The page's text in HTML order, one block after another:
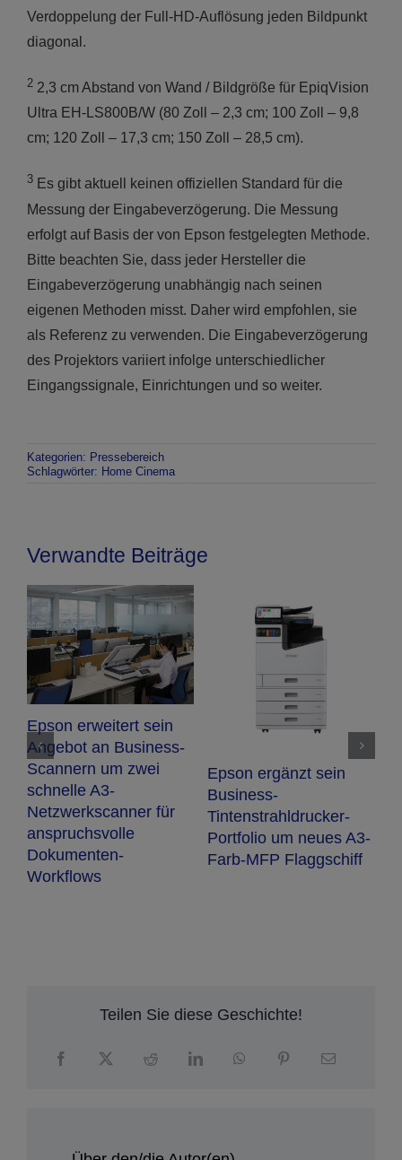
Verdoppelung der Full-HD-Auflösung jeden Bildpunkt
diagonal.
2 2,3 cm Abstand von Wand / Bildgröße für EpiqVision
Ultra EH-LS800B/W (80 Zoll – 2,3 cm; 100 Zoll – 9,8
cm; 120 Zoll – 17,3 cm; 150 Zoll – 28,5 cm).
3 Es gibt aktuell keinen offiziellen Standard für die
Messung der Eingabeverzögerung. Die Messung
erfolgt auf Basis der von Epson festgelegten Methode.
Bitte beachten Sie, dass jeder Hersteller die
Eingabeverzögerung unabhängig nach seinen
eigenen Methoden misst. Daher wird empfohlen, sie
als Referenz zu verwenden. Die Eingabeverzögerung
des Projektors variiert infolge unterschiedlicher
Eingangssignale, Einrichtungen und so weiter.
Kategorien: Pressebereich
Schlagwörter: Home Cinema
Verwandte Beiträge
sein
um neues A3-
Flaggschiff
Neuer Einstiegs-
Etikettendrucker für
On-Demand-
Farbetiketten
Neuer 76-
SureColor